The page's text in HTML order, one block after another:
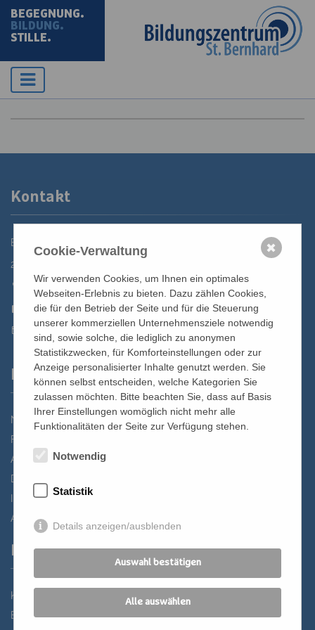
BEGEGNUNG.
BILDUNG.
STILLE.
Kontakt
Bildungszentrum St. Bernhard der Erzdiözese Wien
2700 Wiener Neustadt, Domplatz 1
02622 29131-5040
st.bernhard@edw.or.at
Links
Newsletter
Förderverein
Anreise
Datenschutz
Impressum
AGB
Partner
Katholisches Bildungswerk Wien
Bildung Regional
Cookie-Verwaltung
Wir verwenden Cookies, um Ihnen ein optimales
Webseiten-Erlebnis zu bieten. Dazu zählen Cookies,
die für den Betrieb der Seite und für die Steuerung
unserer kommerziellen Unternehmensziele notwendig
sind, sowie solche, die lediglich zu anonymen
Statistikzwecken, für Komforteinstellungen oder zur
Anzeige personalisierter Inhalte genutzt werden. Sie
können selbst entscheiden, welche Kategorien Sie
zulassen möchten. Bitte beachten Sie, dass auf Basis
Ihrer Einstellungen womöglich nicht mehr alle
Funktionalitäten der Seite zur Verfügung stehen.
Notwendig
Statistik
Details anzeigen/ausblenden
Auswahl bestätigen
Alle auswählen
✖